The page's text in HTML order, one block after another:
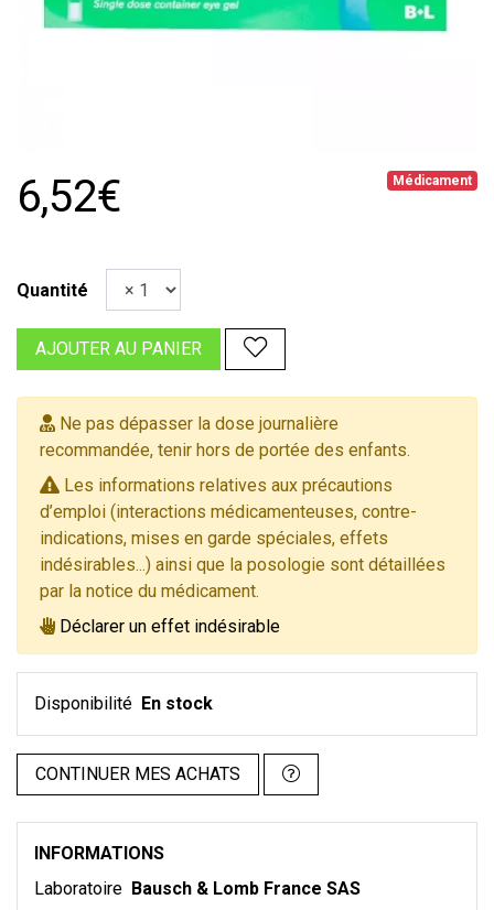
Médicament
6,52€
Quantité
AJOUTER AU PANIER
Ne pas dépasser la dose journalière
recommandée, tenir hors de portée des enfants.
Les informations relatives aux précautions
d’emploi (interactions médicamenteuses, contre-
indications, mises en garde spéciales, effets
indésirables...) ainsi que la posologie sont détaillées
par la notice du médicament.
Déclarer un effet indésirable
Disponibilité En stock
CONTINUER MES ACHATS
INFORMATIONS
Laboratoire Bausch & Lomb France SAS